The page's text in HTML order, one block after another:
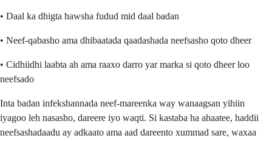
• Daal ka dhigta hawsha fudud mid daal badan
• Neef-qabasho ama dhibaatada qaadashada neefsasho qoto dheer
• Cidhiidhi laabta ah ama raaxo darro yar marka si qoto dheer loo
neefsado
Inta badan infekshannada neef-mareenka way wanaagsan yihiin
iyagoo leh nasasho, dareere iyo waqti. Si kastaba ha ahaatee, haddii
neefsashadaadu ay adkaato ama aad dareento xummad sare, waxaa